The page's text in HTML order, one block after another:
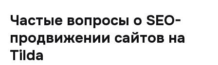
Частые вопросы о SEO-
продвижении сайтов на
Tilda